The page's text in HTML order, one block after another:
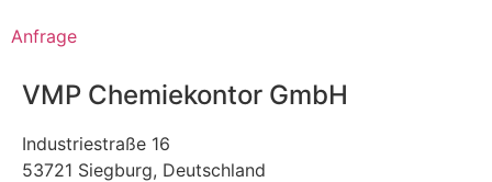
Anfrage
VMP Chemiekontor GmbH
Industriestraße 16
53721 Siegburg, Deutschland